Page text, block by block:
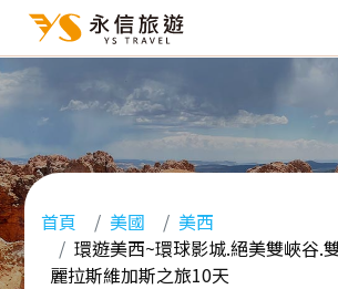
首頁 美國
美西
環遊美西~環球影城.絕美雙峽谷.
麗拉斯維加斯之旅10天